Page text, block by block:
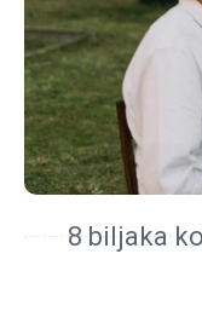
8 biljaka